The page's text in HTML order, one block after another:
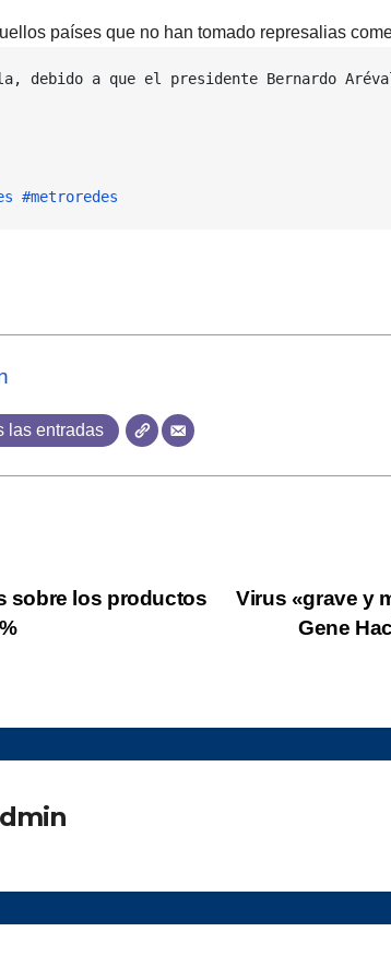
países que no han tomado represalias
debido a que el presidente Bernardo
#metroredes
las entradas
Virus «grave y
Gene
sobre los productos